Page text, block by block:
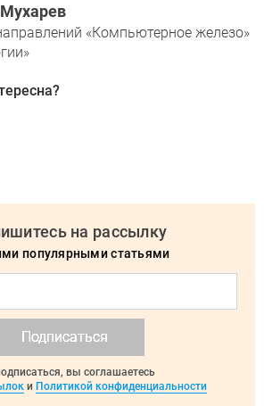
«Компьютерное железо»
на рассылку
популярными статьями
Подписаться
вы соглашаетесь
и Политикой конфиденциальности